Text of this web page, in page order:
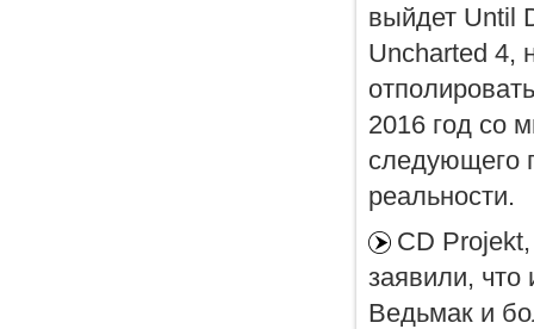
выйдет Until
Uncharted 4,
2016 год со
следующего
реальности.
CD
заявили,
Ведьмак и